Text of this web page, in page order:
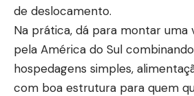
de deslocamento.
Na prática, dá para montar uma
pela América do Sul
hospedagens simples,
com boa estrutura para quem